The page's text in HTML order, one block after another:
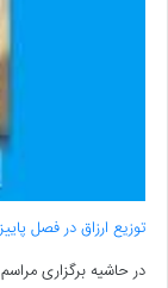
توزیع ارزاق در فصل
در حاشیه برگزاری